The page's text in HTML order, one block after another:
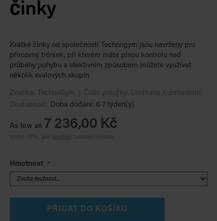
činky
Krátké činky od společnosti Technogym jsou navrženy pro
přirozený trénink, při kterém máte plnou kontrolu nad
průběhy pohybu a efektivním způsobem můžete využívat
několik svalových skupin.
Značka: TechnoGym Číslo položky:
Urethane Kurzhanteln
Dostupnost: Doba dodání: 6-7 týden(y)
As low as 7 236,00 Kč
Včetně DPH., plus doručení Exkluzivní montáž.
Hmotnost
PŘIDAT DO KOŠÍKU